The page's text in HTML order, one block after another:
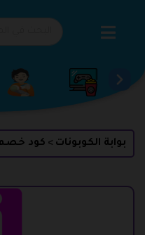
بوابة الكوبونات > كود